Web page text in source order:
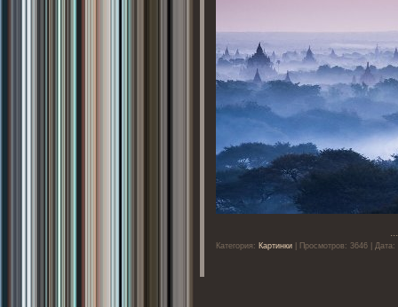
Категория: Картинки | Просмотров: 3646 |